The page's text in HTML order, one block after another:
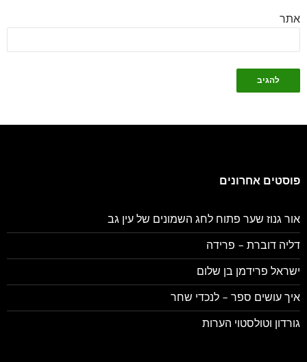
אתר
פוסטים אחרונים
אור גנוז שער פתוח לחג השמונים של עין גב
דליה דוברת – פרידה
ישראל פרידמן בן שלום
איך עושים ספר – לנכדי שחר
גורדון וטולסטוי הערות